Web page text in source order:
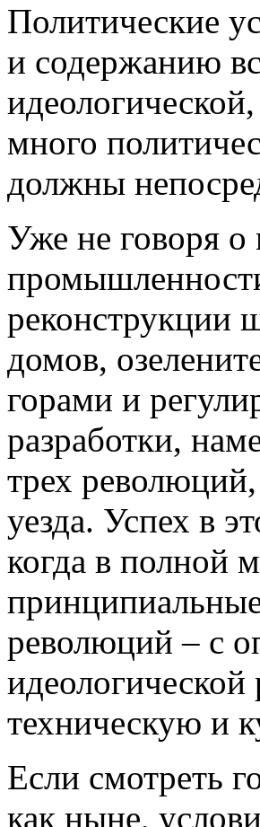
Политические
и содержанию
много
должны
Уже не говоря о
реконструкции
домов,
горами и
разработки,
трех
уезда. Успех в
когда в полной
революций – с
техническую и
Если смотреть
как ныне,